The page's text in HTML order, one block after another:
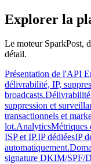
Explorer la
Le moteur SparkPost,
détail.
Présentation de l'API
délivrabilité, IP,
broadcasts.Délivrabilité
suppression et
transactionnels et
lot.AnalyticsMétriques
ISP et IP.IP dédiéesIP
automatiquement.
signature DKIM/SPF/